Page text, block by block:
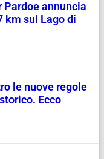
Pardoe annuncia
km sul Lago di
le nuove regole
Ecco